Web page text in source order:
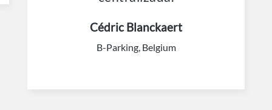
Cédric Blanckaert
B-Parking, Belgium